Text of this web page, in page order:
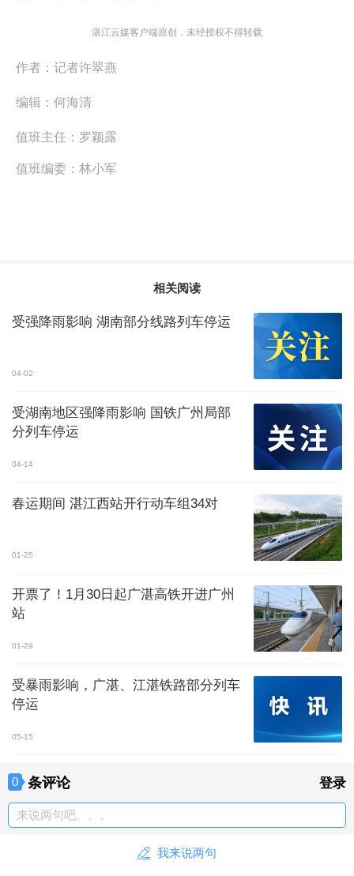
湛江云媒客户端原创，未经授权不得转载
作者： 记者许翠燕
编辑： 何海清
值班主任： 罗颖露
值班编委： 林小军
相关阅读
受强降雨影响 湖南部分线路列车停运
04-02
受湖南地区强降雨影响 国铁广州局部
分列车停运
04-14
春运期间 湛江西站开行动车组34对
01-25
开票了！1月30日起广湛高铁开进广州
站
01-29
受暴雨影响，广湛、江湛铁路部分列车
停运
05-15
0 条评论 登录
来说两句吧。。。
我来说两句